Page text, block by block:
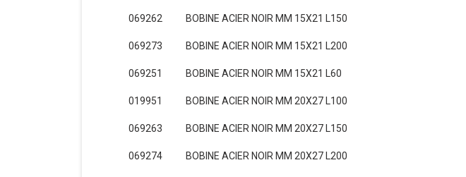
069262 BOBINE ACIER NOIR MM 15X21 L150
069273 BOBINE ACIER NOIR MM 15X21 L200
069251 BOBINE ACIER NOIR MM 15X21 L60
019951 BOBINE ACIER NOIR MM 20X27 L100
069263 BOBINE ACIER NOIR MM 20X27 L150
069274 BOBINE ACIER NOIR MM 20X27 L200